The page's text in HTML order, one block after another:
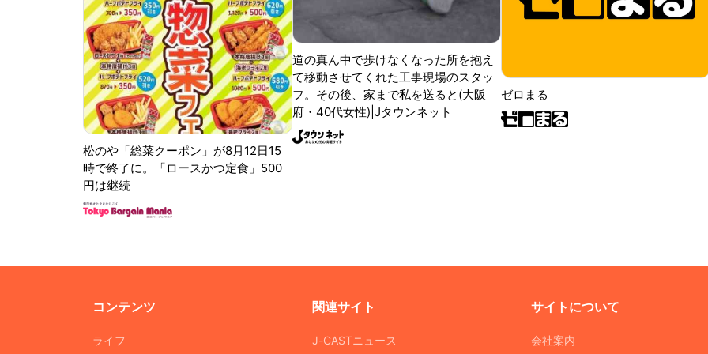
松のや「総菜クーポン」が8月12日15
時で終了に。「ロースかつ定食」500
円は継続
道の真ん中で歩けなくなった所を抱え
て移動させてくれた工事現場のスタッ
フ。その後、家まで私を送ると(大阪
府・40代女性)|Jタウンネット
ゼロまる
コンテンツ
ライフ
関連サイト
J-CASTニュース
サイトについて
会社案内